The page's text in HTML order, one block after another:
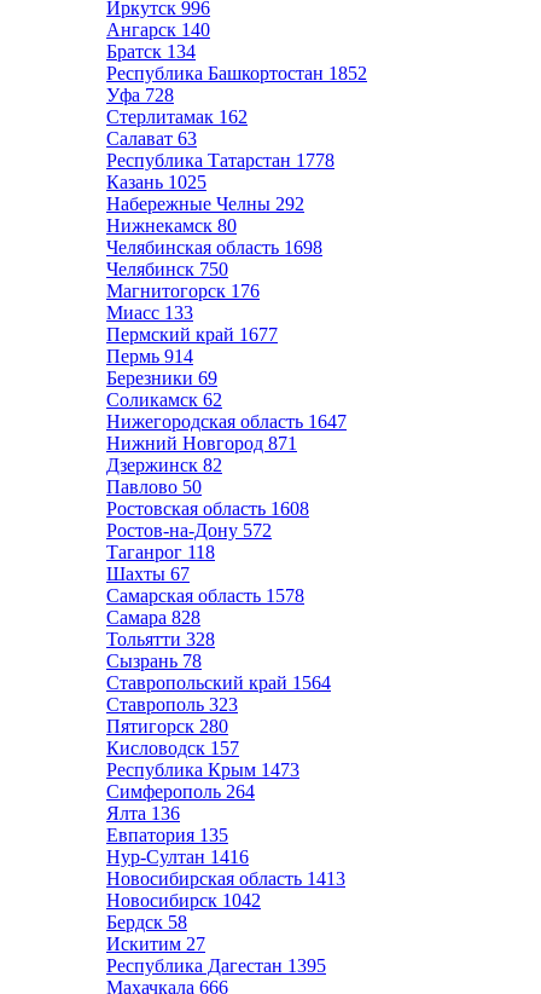
Иркутск 996
Ангарск 140
Братск 134
Республика Башкортостан 1852
Уфа 728
Стерлитамак 162
Салават 63
Республика Татарстан 1778
Казань 1025
Набережные Челны 292
Нижнекамск 80
Челябинская область 1698
Челябинск 750
Магнитогорск 176
Миасс 133
Пермский край 1677
Пермь 914
Березники 69
Соликамск 62
Нижегородская область 1647
Нижний Новгород 871
Дзержинск 82
Павлово 50
Ростовская область 1608
Ростов-на-Дону 572
Таганрог 118
Шахты 67
Самарская область 1578
Самара 828
Тольятти 328
Сызрань 78
Ставропольский край 1564
Ставрополь 323
Пятигорск 280
Кисловодск 157
Республика Крым 1473
Симферополь 264
Ялта 136
Евпатория 135
Нур-Султан 1416
Новосибирская область 1413
Новосибирск 1042
Бердск 58
Искитим 27
Республика Дагестан 1395
Махачкала 666